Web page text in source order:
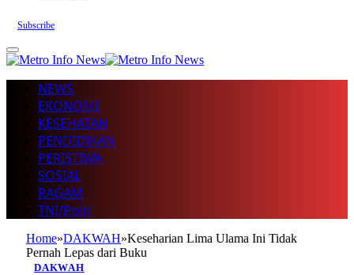
Subscribe
NEWS
EKONOMI
KESEHATAN
PENDIDIKAN
PERISTIWA
SOSIAL
RAGAM
TNI/Polri
Home»DAKWAH»Keseharian Lima Ulama Ini Tidak
Pernah Lepas dari Buku
DAKWAH